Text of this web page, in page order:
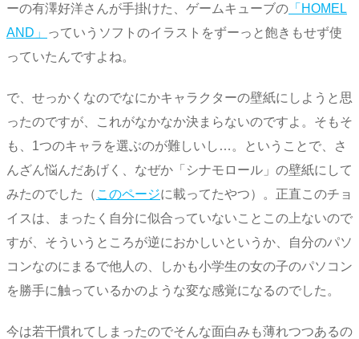
ーの有澤好洋さんが手掛けた、ゲームキューブの 「HOMEL
AND」
っていうソフトのイラストをずーっと飽きもせず使
っていたんですよね。
で、せっかくなのでなにかキャラクターの壁紙にしようと思
ったのですが、これがなかなか決まらないのですよ。そもそ
も、1つのキャラを選ぶのが難しいし…。ということで、さ
んざん悩んだあげく、なぜか「シナモロール」の壁紙にして
みたのでした（ このページに載ってたやつ）。正直このチョ
イスは、まったく自分に似合っていないことこの上ないので
すが、そういうところが逆におかしいというか、自分のパソ
コンなのにまるで他人の、しかも小学生の女の子のパソコン
を勝手に触っているかのような変な感覚になるのでした。
今は若干慣れてしまったのでそんな面白みも薄れつつあるの